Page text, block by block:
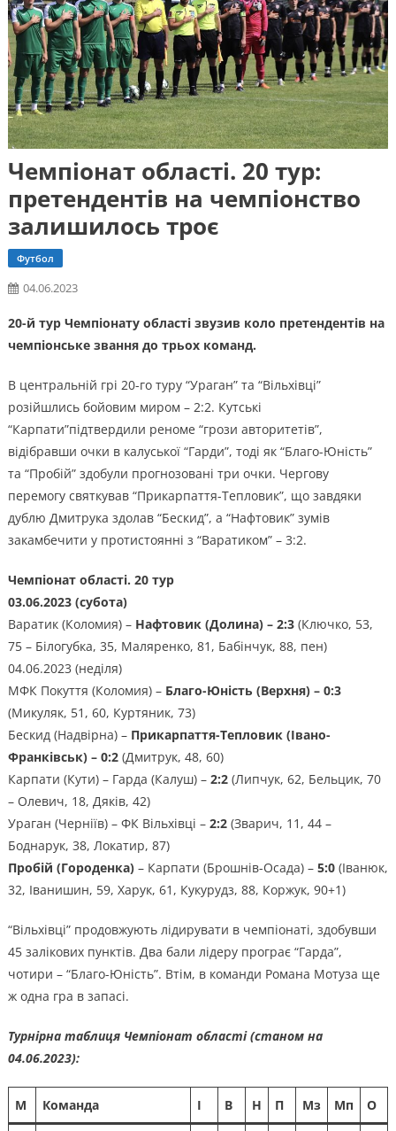
Чемпіонат області. 20 тур:
претендентів на чемпіонство
залишилось троє
Футбол
04.06.2023
20-й тур Чемпіонату області звузив коло претендентів на
чемпіонське звання до трьох команд.
В центральній грі 20-го туру “Ураган” та “Вільхівці”
розійшлись бойовим миром – 2:2. Кутські
“Карпати”підтвердили реноме “грози авторитетів”,
відібравши очки в калуської “Гарди”, тоді як “Благо-Юність”
та “Пробій” здобули прогнозовані три очки. Чергову
перемогу святкував “Прикарпаття-Тепловик”, що завдяки
дублю Дмитрука здолав “Бескид”, а “Нафтовик” зумів
закамбечити у протистоянні з “Варатиком” – 3:2.
Чемпіонат області. 20 тур
03.06.2023 (субота)
Варатик (Коломия) – Нафтовик (Долина) – 2:3(Ключко, 53,
75 – Білогубка, 35, Маляренко, 81, Бабінчук, 88, пен)
04.06.2023 (неділя)
МФК Покуття (Коломия) – Благо-Юність (Верхня) – 0:3
(Микуляк, 51, 60, Куртяник, 73)
Бескид (Надвірна) – Прикарпаття-Тепловик (Івано-
Франківськ) – 0:2(Дмитрук, 48, 60)
Карпати (Кути) – Гарда (Калуш) – 2:2(Липчук, 62, Бельцик, 70
– Олевич, 18, Дяків, 42)
Ураган (Черніїв) – ФК Вільхівці – 2:2(Зварич, 11, 44 –
Боднарук, 38, Локатир, 87)
Пробій (Городенка)– Карпати (Брошнів-Осада) – 5:0(Іванюк,
32, Іванишин, 59, Харук, 61, Кукурудз, 88, Коржук, 90+1)
“Вільхівці” продовжують лідирувати в чемпіонаті, здобувши
45 залікових пунктів. Два бали лідеру програє “Гарда”,
чотири – “Благо-Юність”. Втім, в команди Романа Мотуза ще
ж одна гра в запасі.
Турнірна таблиця Чемпіонат області (станом на
04.06.2023):
М Команда І В Н П Мз Мп О